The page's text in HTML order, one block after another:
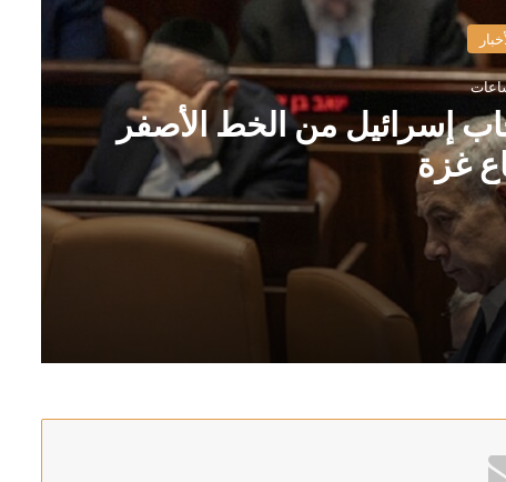
إسرائيل من الخط الأصفر
غزة
في قطاع غزة